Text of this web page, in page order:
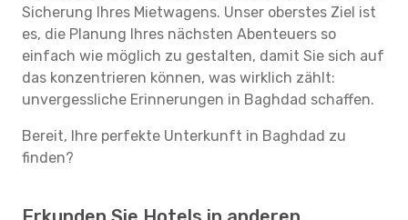
Sicherung Ihres Mietwagens. Unser oberstes Ziel ist
es, die Planung Ihres nächsten Abenteuers so
einfach wie möglich zu gestalten, damit Sie sich auf
das konzentrieren können, was wirklich zählt:
unvergessliche Erinnerungen in Baghdad schaffen.
Bereit, Ihre perfekte Unterkunft in Baghdad zu
finden?